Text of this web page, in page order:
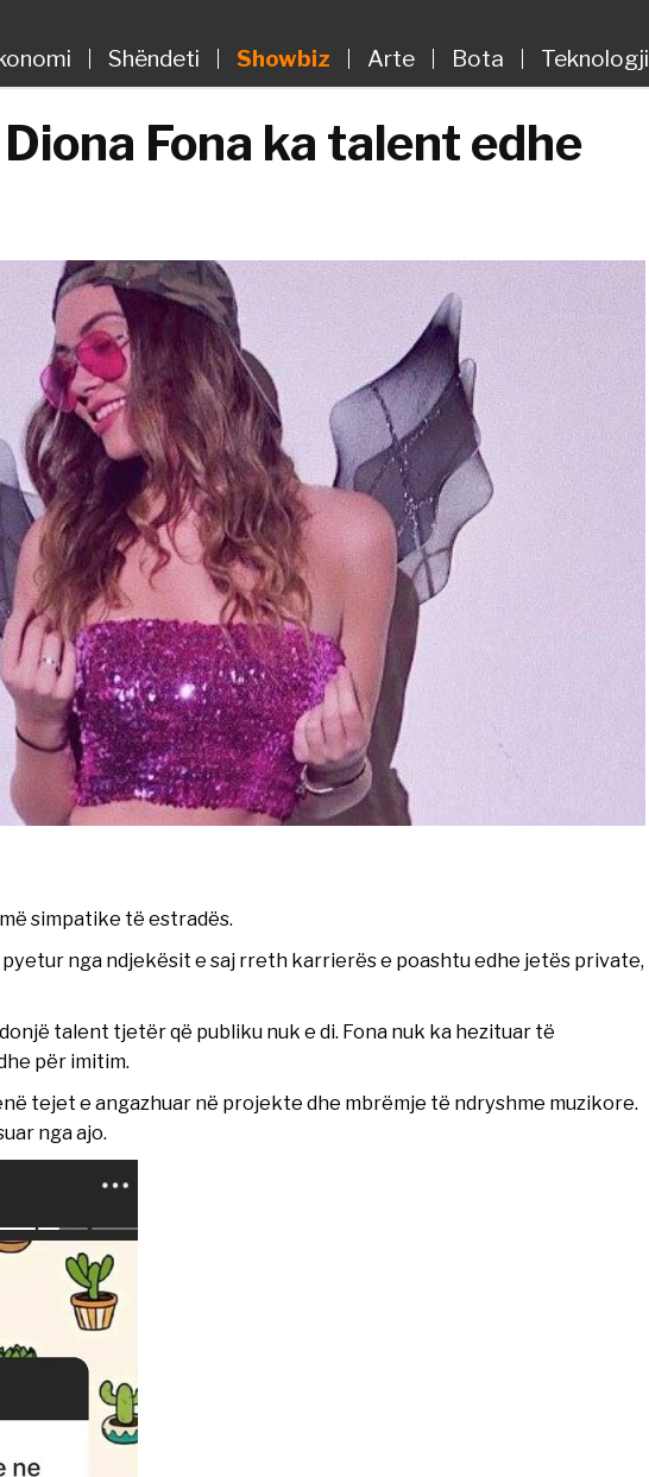
Shëndeti Showbiz Arte Bota Teknologji
Fona ka talent edhe
simpatike të estradës.
nga ndjekësit e saj rreth karrierës e poashtu edhe jetës private,
talent tjetër që publiku nuk e di. Fona nuk ka hezituar të
për imitim.
tejet e angazhuar në projekte dhe mbrëmje të ndryshme muzikore.
nga ajo.